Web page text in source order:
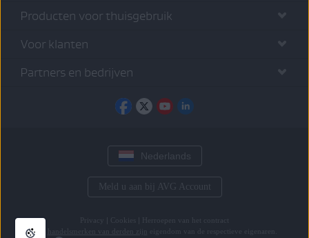
Producten voor thuisgebruik
Voor klanten
Partners en bedrijven
Nederlands
Meld u aan bij AVG Account
Privacy Cookies
Herroepen van het contract
Alle
handelsmerken van derden zijn eigendom van de respectieve eigenaren.